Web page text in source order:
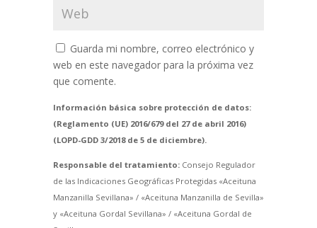
Guarda mi nombre, correo electrónico y
web en este navegador para la próxima vez
que comente.
Información básica sobre protección de datos:
(Reglamento (UE) 2016/679 del 27 de abril 2016)
(LOPD-GDD 3/2018 de 5 de diciembre).
Responsable del tratamiento:Consejo Regulador
de las Indicaciones Geográficas Protegidas «Aceituna
Manzanilla Sevillana» / «Aceituna Manzanilla de Sevilla»
y «Aceituna Gordal Sevillana» / «Aceituna Gordal de